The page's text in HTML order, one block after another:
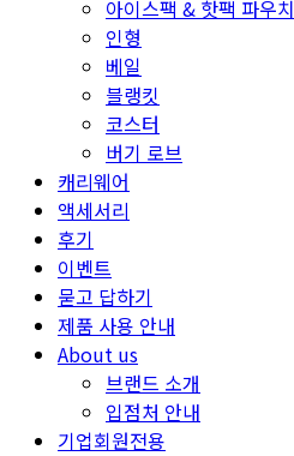
아이스팩 & 핫팩 파우치
인형
베일
블랭킷
코스터
버기 로브
캐리웨어
액세서리
후기
이벤트
묻고 답하기
제품 사용 안내
About us
브랜드 소개
입점처 안내
기업회원전용